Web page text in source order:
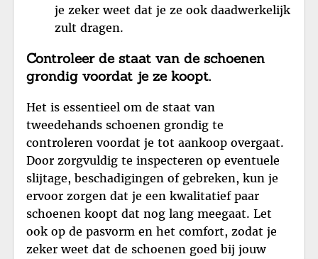
je zeker weet dat je ze ook daadwerkelijk
zult dragen.
Controleer de staat van de schoenen
grondig voordat je ze koopt.
Het is essentieel om de staat van
tweedehands schoenen grondig te
controleren voordat je tot aankoop overgaat.
Door zorgvuldig te inspecteren op eventuele
slijtage, beschadigingen of gebreken, kun je
ervoor zorgen dat je een kwalitatief paar
schoenen koopt dat nog lang meegaat. Let
ook op de pasvorm en het comfort, zodat je
zeker weet dat de schoenen goed bij jouw